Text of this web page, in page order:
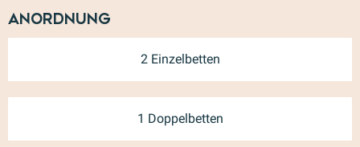
Anordnung
2 Einzelbetten
1 Doppelbetten